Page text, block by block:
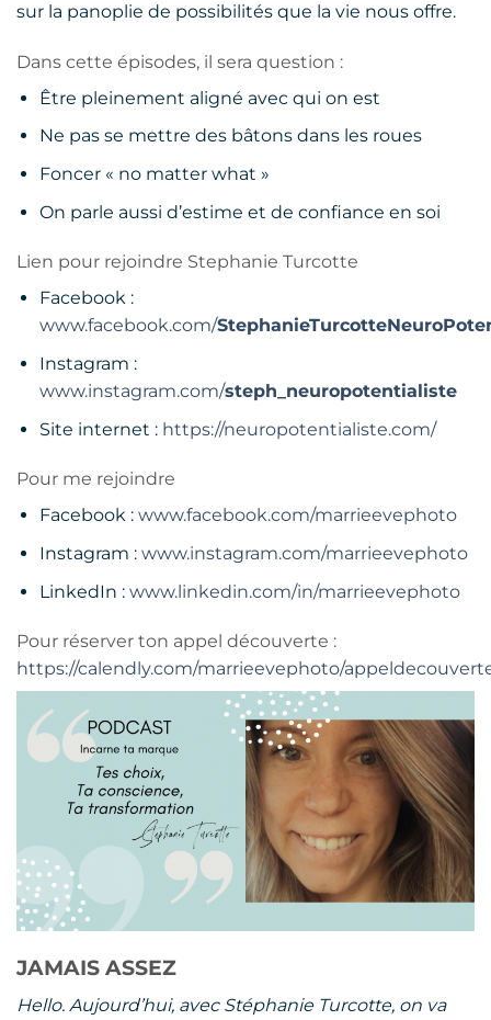
sur la panoplie de possibilités que la vie nous offre.
Dans cette épisodes, il sera question :
Être pleinement aligné avec qui on est
Ne pas se mettre des bâtons dans les roues
Foncer « no matter what »
On parle aussi d’estime et de confiance en soi
Lien pour rejoindre Stephanie Turcotte
Facebook :
www.facebook.com/
Instagram :
www.instagram.com/steph_neuropotentialiste
Site internet : https://neuropotentialiste.com/
Pour me rejoindre
Facebook :www.facebook.com/marrieevephoto
Instagram : www.instagram.com/marrieevephoto
LinkedIn : www.linkedin.com/in/marrieevephoto
Pour réserver ton appel découverte :
https://calendly.com/marrieevephoto/
JAMAIS ASSEZ
Hello. Aujourd’hui, avec Stéphanie Turcotte, on va